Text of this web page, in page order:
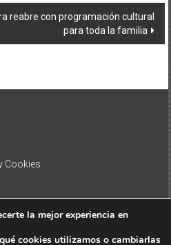
reabre con programación cultural
para toda la familia
Cookies
la mejor experiencia en
cookies utilizamos o cambiarlas